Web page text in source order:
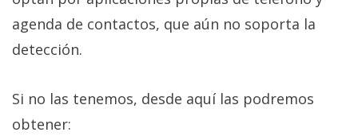
agenda de contactos, que aún no soporta la
detección.
Si no las tenemos, desde aquí las podremos
obtener: